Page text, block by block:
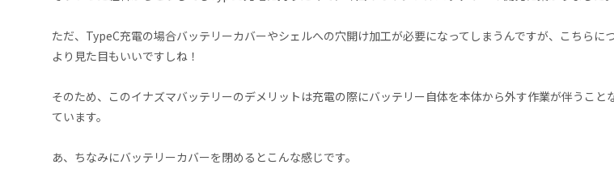
ただ、TypeC充電の場合バッテリーカバーやシェルへの穴開け加工が必要になってしまうんですが、こちら
より見た目もいいですしね！
そのため、このイナズマバッテリーのデメリットは充電の際にバッテリー自体を本体から外す作業が伴うこ
ています。
あ、ちなみにバッテリーカバーを閉めるとこんな感じです。